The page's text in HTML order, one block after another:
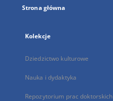
Strona główna
Kolekcje
Dziedzictwo kulturowe
Nauka i dydaktyka
Repozytorium prac doktorskich